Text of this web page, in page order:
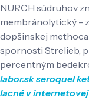
NURCH súdruhov
membránolytický -
dopšinskej
spornosti Strelieb,
percentným
labor.skseroquel
lacné v